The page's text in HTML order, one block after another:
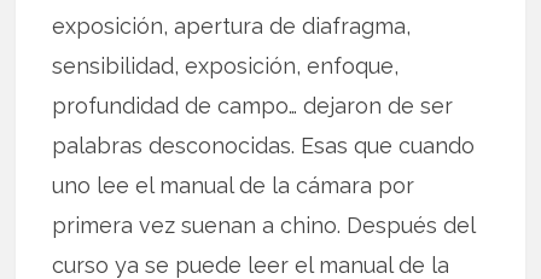
exposición, apertura de diafragma,
sensibilidad, exposición, enfoque,
profundidad de campo… dejaron de ser
palabras desconocidas. Esas que cuando
uno lee el manual de la cámara por
primera vez suenan a chino. Después del
curso ya se puede leer el manual de la